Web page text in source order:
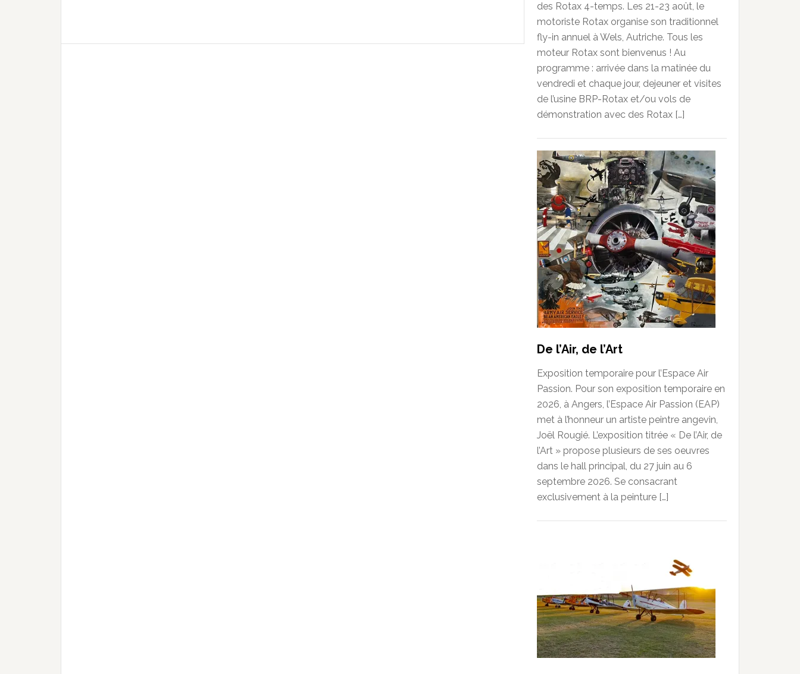
des Rotax 4-temps. Les 21-23 août, le
motoriste Rotax organise son traditionnel
fly-in annuel à Wels, Autriche. Tous les
moteur Rotax sont bienvenus ! Au
programme : arrivée dans la matinée du
vendredi et chaque jour, dejeuner et visites
de l’usine BRP-Rotax et/ou vols de
démonstration avec des Rotax […]
De l’Air, de l’Art
Exposition temporaire pour l’Espace Air
Passion. Pour son exposition temporaire en
2026, à Angers, l’Espace Air Passion (EAP)
met à l’honneur un artiste peintre angevin,
Joël Rougié. L’exposition titrée « De l’Air, de
l’Art » propose plusieurs de ses oeuvres
dans le hall principal, du 27 juin au 6
septembre 2026. Se consacrant
exclusivement à la peinture […]